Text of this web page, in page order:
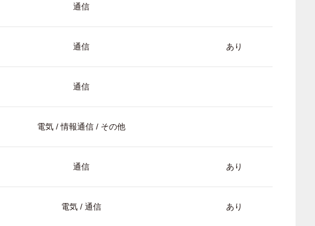
通信
通信 あり
通信
電気 / 情報通信 / その他
通信 あり
電気 / 通信 あり